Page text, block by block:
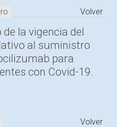
Volver
la vigencia del
al suministro
para
con Covid-19.
Volver